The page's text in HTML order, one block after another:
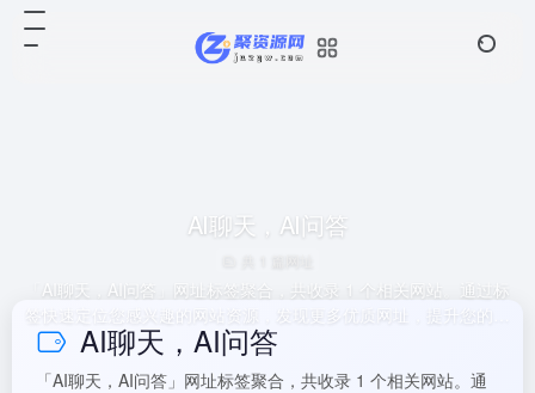
AI聊天，AI问答
「AI聊天，AI问答」网址标签聚合，共收录 1 个相关网站。通过标
签快速定位您感兴趣的网站资源，发现更多优质网址，提升您的上
网效率。
AI聊天，AI问答
「AI聊天，AI问答」网址标签聚合，共收录 1 个相关网站。通